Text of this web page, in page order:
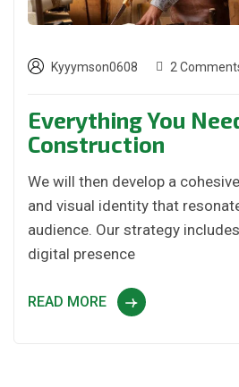
Kyyymson0608 2
Everything You
Construction
We will then develop a
and visual identity that
audience. Our strategy
digital presence
READ MORE